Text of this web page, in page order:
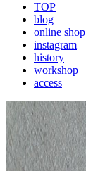
TOP
blog
online shop
instagram
history
workshop
access